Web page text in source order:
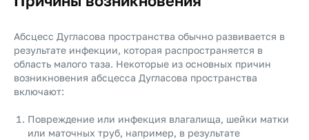
Абсцесс Дугласова пространства обычно развивается в
результате инфекции, которая распространяется в
область малого таза. Некоторые из основных причин
возникновения абсцесса Дугласова пространства
включают:
Повреждение или инфекция влагалища, шейки матки
или маточных труб, например, в результате